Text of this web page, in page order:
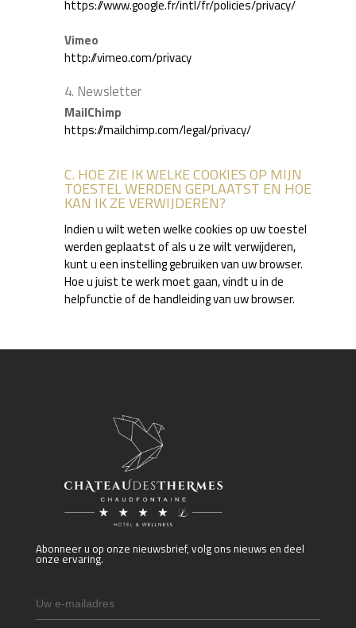
https://www.google.fr/intl/fr/policies/privacy/
Vimeo
http://vimeo.com/privacy
4. Newsletter
MailChimp
https://mailchimp.com/legal/privacy/
C. HOE ZIE IK WELKE COOKIES OP MIJN
TOESTEL WERDEN GEPLAATST EN HOE
KAN IK ZE VERWIJDEREN?
Indien u wilt weten welke cookies op uw toestel
werden geplaatst of als u ze wilt verwijderen,
kunt u een instelling gebruiken van uw browser.
Hoe u juist te werk moet gaan, vindt u in de
helpfunctie of de handleiding van uw browser.
Abonneer u op onze nieuwsbrief, volg ons nieuws en deel
onze ervaring.